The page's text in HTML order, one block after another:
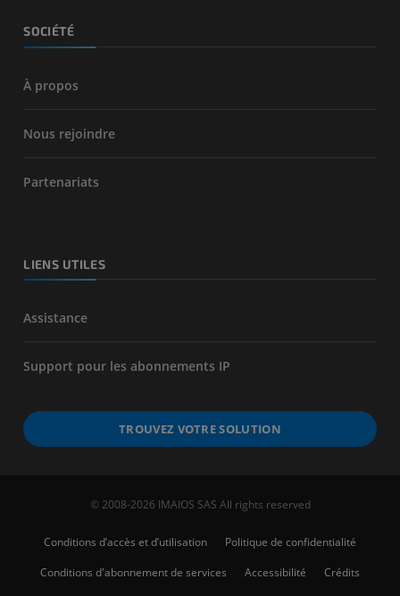
SOCIÉTÉ
À propos
Nous rejoindre
Partenariats
LIENS UTILES
Assistance
Support pour les abonnements IP
TROUVEZ VOTRE SOLUTION
© 2008-2026 IMAIOS SAS All rights reserved
Conditions d’accès et d’utilisation
Politique de confidentialité
Conditions d'abonnement de services
Accessibilité Crédits